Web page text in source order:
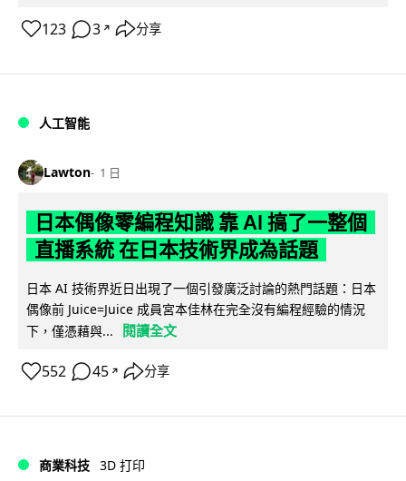
123 3 ↗ 分享
人工智能
Lawton 1 日
日本偶像零編程知識 靠 AI 搞了一整個
直播系統 在日本技術界成為話題
日本 AI 技術界近日出現了一個引發廣泛討論的熱門話題：日本
偶像前 Juice=Juice 成員宮本佳林在完全沒有編程經驗的情況
下，僅憑藉與...
閱讀全文
552 45 ↗ 分享
商業科技 3D 打印